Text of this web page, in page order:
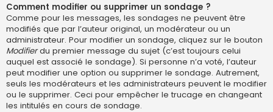
Comment modifier ou supprimer un sondage ?
Comme pour les messages, les sondages ne peuvent être
modifiés que par l’auteur original, un modérateur ou un
administrateur. Pour modifier un sondage, cliquez sur le bouton
Modifierdu premier message du sujet (c’est toujours celui
auquel est associé le sondage). Si personne n’a voté, l’auteur
peut modifier une option ou supprimer le sondage. Autrement,
seuls les modérateurs et les administrateurs peuvent le modifier
ou le supprimer. Ceci pour empêcher le trucage en changeant
les intitulés en cours de sondage.